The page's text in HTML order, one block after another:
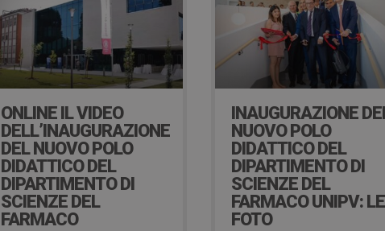
ONLINE IL VIDEO
DELL’INAUGURAZIONE
DEL NUOVO POLO
DIDATTICO DEL
DIPARTIMENTO DI
SCIENZE DEL
FARMACO
INAUGURAZIONE
NUOVO POLO
DIDATTICO DEL
DIPARTIMENTO DI
SCIENZE DEL
FARMACO UNIPV: LE
FOTO